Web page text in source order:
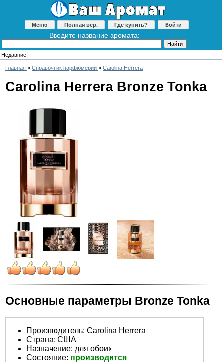
Меню Полная вер. Где купить? Войти
Введите название аромата:
Недавние:
Главная » Справочник парфюмерии » Carolina Herrera
Carolina Herrera Bronze Tonka
Основные параметры Bronze Tonka
Производитель: Carolina Herrera
Страна: США
Назначение: для обоих
Состояние: производится